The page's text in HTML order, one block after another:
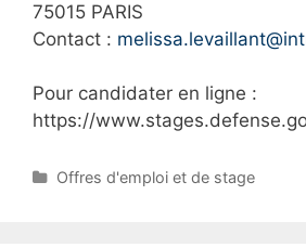
75015 PARIS
Contact :
Pour candidater en ligne :
https://
C
Offres d'emploi et de stage